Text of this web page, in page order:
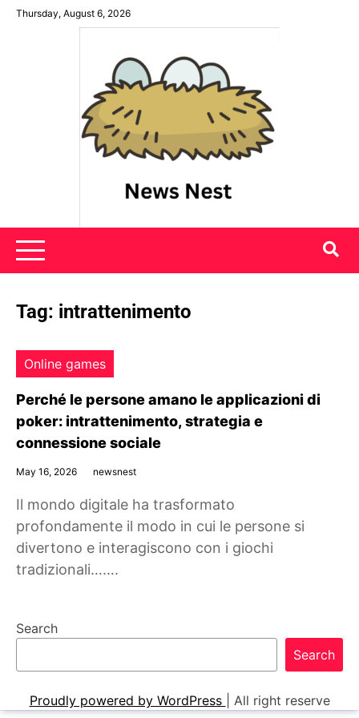
SkipThursday, August 6, 2026
News Nest
Tag: intrattenimento
Online games
Perché le persone amano le applicazioni di
poker: intrattenimento, strategia e
connessione sociale
May 16, 2026 newsnest
Il mondo digitale ha trasformato
profondamente il modo in cui le persone si
divertono e interagiscono con i giochi
tradizionali…….
Search
Search
Proudly powered by WordPress All right reserve